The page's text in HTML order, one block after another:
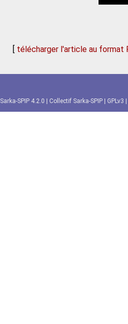
[ télécharger l'article au format
Sarka-SPIP 4.2.0 | Collectif Sarka-SPIP | GPLv3 |